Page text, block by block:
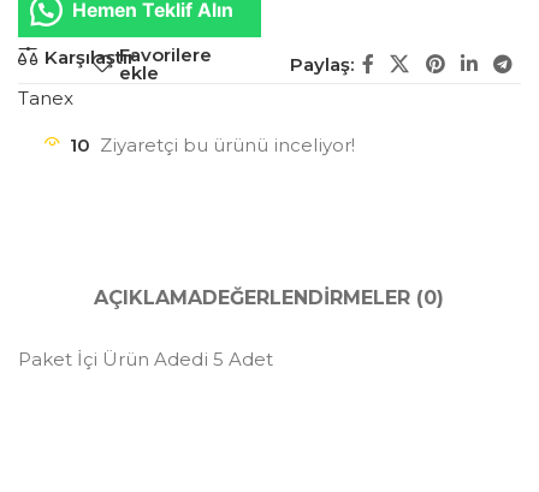
Hemen Teklif Alın
KarşılaştırFavorilere
ekle
Paylaş:
Tanex
10 Ziyaretçi bu ürünü inceliyor!
AÇIKLAMADEĞERLENDIRMELER (0)
Paket İçi Ürün Adedi 5 Adet